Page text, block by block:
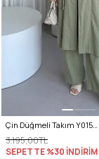
Çin Düğmeli Takım Y0157 - HAKİ
3.195,00TL
SEPETTE %30 İNDİRİM